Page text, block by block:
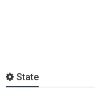
State